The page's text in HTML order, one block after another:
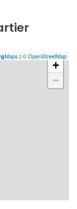
+
−
Maps | © OpenStreetMap